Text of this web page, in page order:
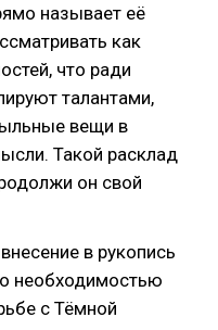
называет её
как
что ради
талантами,
вещи в
Такой расклад
он свой
в рукопись
необходимостью
с Тёмной